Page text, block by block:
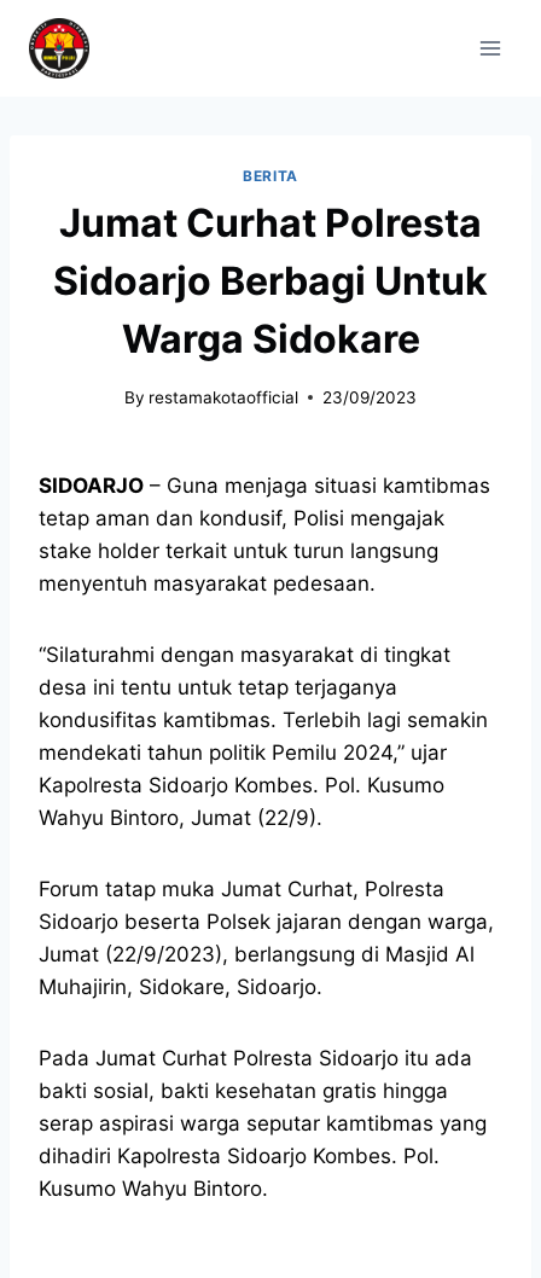
BERITA
Jumat Curhat Polresta
Sidoarjo Berbagi Untuk
Warga Sidokare
By restamakotaofficial 23/09/2023
SIDOARJO – Guna menjaga situasi kamtibmas
tetap aman dan kondusif, Polisi mengajak
stake holder terkait untuk turun langsung
menyentuh masyarakat pedesaan.
“Silaturahmi dengan masyarakat di tingkat
desa ini tentu untuk tetap terjaganya
kondusifitas kamtibmas. Terlebih lagi semakin
mendekati tahun politik Pemilu 2024,” ujar
Kapolresta Sidoarjo Kombes. Pol. Kusumo
Wahyu Bintoro, Jumat (22/9).
Forum tatap muka Jumat Curhat, Polresta
Sidoarjo beserta Polsek jajaran dengan warga,
Jumat (22/9/2023), berlangsung di Masjid Al
Muhajirin, Sidokare, Sidoarjo.
Pada Jumat Curhat Polresta Sidoarjo itu ada
bakti sosial, bakti kesehatan gratis hingga
serap aspirasi warga seputar kamtibmas yang
dihadiri Kapolresta Sidoarjo Kombes. Pol.
Kusumo Wahyu Bintoro.